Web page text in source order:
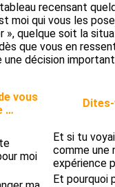
recensant
moi qui vous les
», quelque soit la
que vous en
une décision
vous
…
moi
Et si tu
comme une
expérience
Et pourquoi